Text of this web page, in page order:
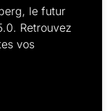
le futur
Retrouvez
vos